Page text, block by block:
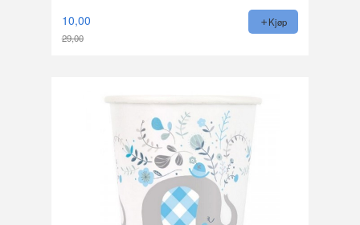
10,00
29,00
Kjøp